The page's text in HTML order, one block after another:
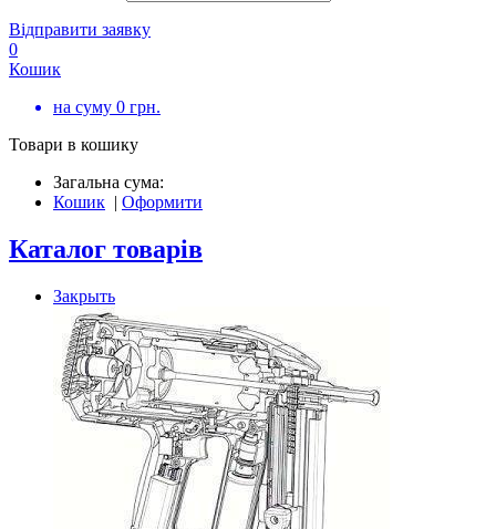
Відправити заявку
0
Кошик
на суму 0 грн.
Товари в кошику
Загальна сума:
Кошик | Оформити
Каталог товарів
Закрыть